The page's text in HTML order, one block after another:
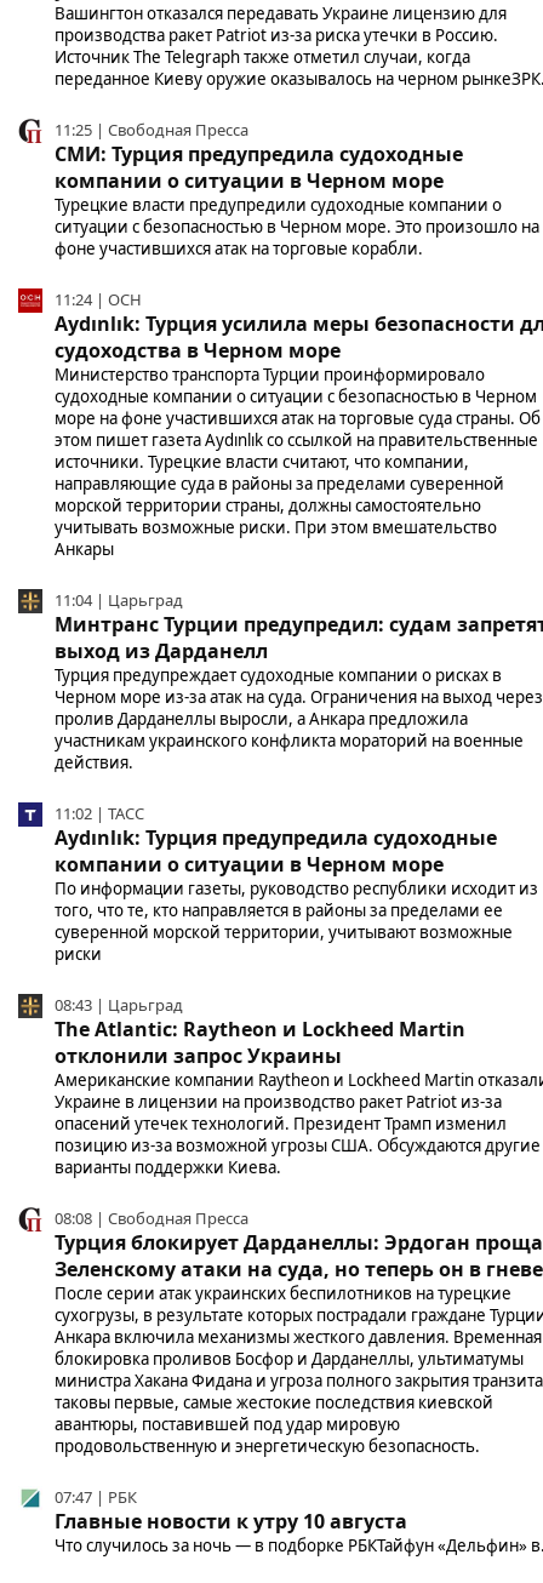
Вашингтон отказался передавать Украине лицензию для
производства ракет Patriot из-за риска утечки в Россию.
Источник The Telegraph также отметил случаи, когда
переданное Киеву оружие оказывалось на черном
11:25 | Свободная Пресса
СМИ: Турция предупредила судоходные
компании о ситуации в Черном море
Турецкие власти предупредили судоходные компании о
ситуации с безопасностью в Черном море. Это произошло на
фоне участившихся атак на торговые корабли.
11:24 | ОСН
Aydınlık: Турция усилила меры безопасности
судоходства в Черном море
Министерство транспорта Турции проинформировало
судоходные компании о ситуации с безопасностью в Черном
море на фоне участившихся атак на торговые суда страны. Об
этом пишет газета Aydınlık со ссылкой на правительственные
источники. Турецкие власти считают, что компании,
направляющие суда в районы за пределами суверенной
морской территории страны, должны самостоятельно
учитывать возможные риски. При этом вмешательство
Анкары
11:04 | Царьград
Минтранс Турции предупредил: судам
выход из Дарданелл
Турция предупреждает судоходные компании о рисках в
Черном море из-за атак на суда. Ограничения на выход через
пролив Дарданеллы выросли, а Анкара предложила
участникам украинского конфликта мораторий на военные
действия.
11:02 | ТАСС
Aydınlık: Турция предупредила судоходные
компании о ситуации в Черном море
По информации газеты, руководство республики исходит из
того, что те, кто направляется в районы за пределами ее
суверенной морской территории, учитывают возможные
риски
08:43 | Царьград
The Atlantic: Raytheon и Lockheed Martin
отклонили запрос Украины
Американские компании Raytheon и Lockheed Martin
Украине в лицензии на производство ракет Patriot из-за
опасений утечек технологий. Президент Трамп изменил
позицию из-за возможной угрозы США. Обсуждаются другие
варианты поддержки Киева.
08:08 | Свободная Пресса
Турция блокирует Дарданеллы: Эрдоган
Зеленскому атаки на суда, но теперь он в гневе
После серии атак украинских беспилотников на турецкие
сухогрузы, в результате которых пострадали граждане
Анкара включила механизмы жесткого давления. Временная
блокировка проливов Босфор и Дарданеллы, ультиматумы
министра Хакана Фидана и угроза полного закрытия
таковы первые, самые жестокие последствия киевской
авантюры, поставившей под удар мировую
продовольственную и энергетическую безопасность.
07:47 | РБК
Главные новости к утру 10 августа
Что случилось за ночь — в подборке РБКТайфун «Дельфин»